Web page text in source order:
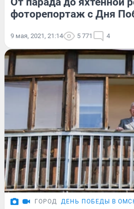
фоторепортаж с Дня
9 мая, 2021, 21:14 5 771 4
ГОРОД ДЕНЬ ПОБЕДЫ В